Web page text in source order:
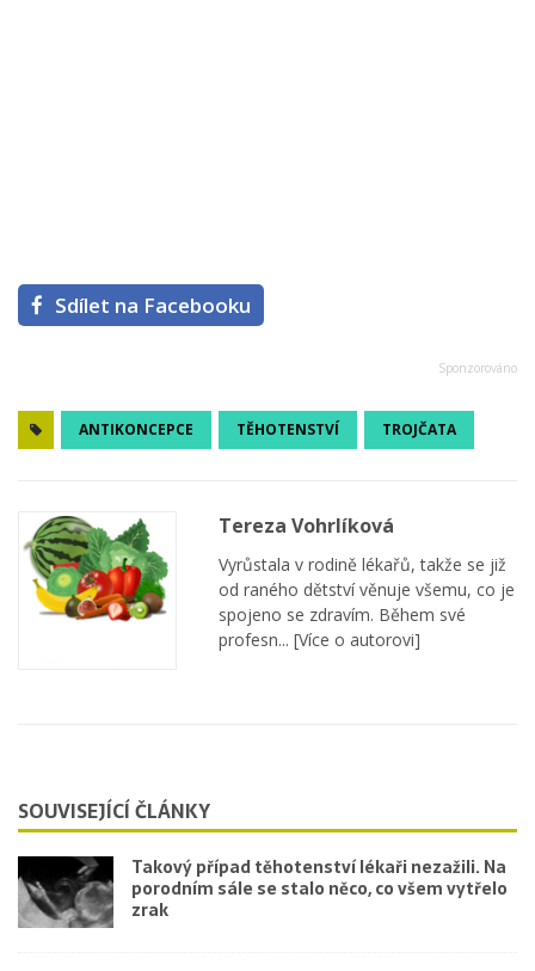
Sdílet na Facebooku
ANTIKONCEPCE TĚHOTENSTVÍ TROJČATA
Tereza Vohrlíková
Vyrůstala v rodině lékařů, takže se již
od raného dětství věnuje všemu, co je
spojeno se zdravím. Během své
profesn... [Více o autorovi]
SOUVISEJÍCÍ ČLÁNKY
Takový případ těhotenství lékaři nezažili. Na
porodním sále se stalo něco, co všem vytřelo
zrak